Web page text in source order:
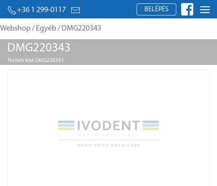
+36 1 299-0117 BELÉPÉS
Webshop/ Egyéb/ DMG220343
DMG220343
Termék kód: DMG220343